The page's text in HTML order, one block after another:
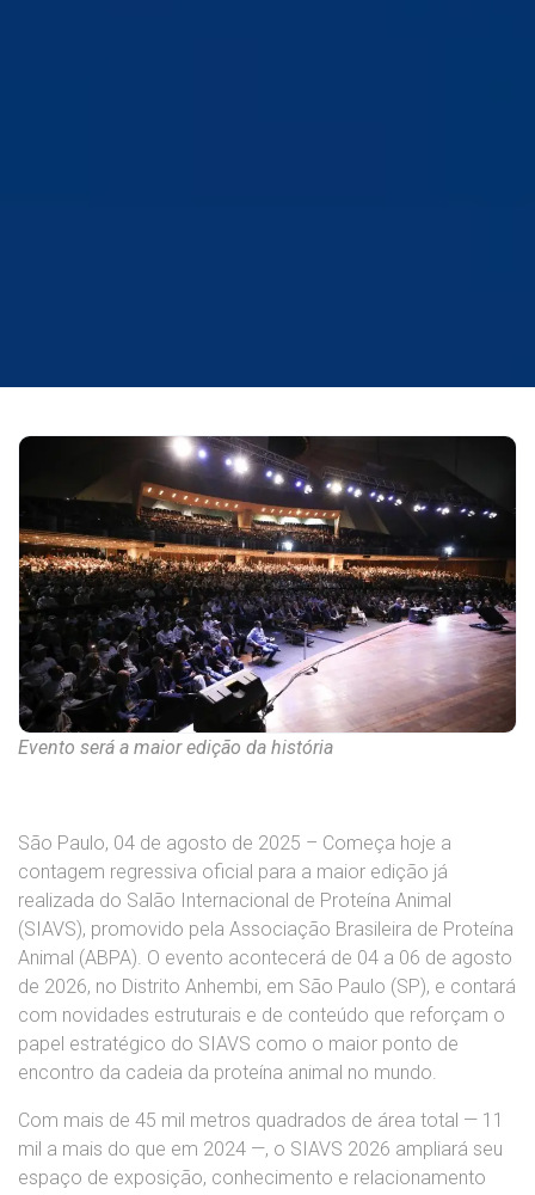
Evento será a maior edição da história
São Paulo, 04 de agosto de 2025 – Começa hoje a
contagem regressiva oficial para a maior edição já
realizada do Salão Internacional de Proteína Animal
(SIAVS), promovido pela Associação Brasileira de Proteína
Animal (ABPA). O evento acontecerá de 04 a 06 de agosto
de 2026, no Distrito Anhembi, em São Paulo (SP), e contará
com novidades estruturais e de conteúdo que reforçam o
papel estratégico do SIAVS como o maior ponto de
encontro da cadeia da proteína animal no mundo.
Com mais de 45 mil metros quadrados de área total — 11
mil a mais do que em 2024 —, o SIAVS 2026 ampliará seu
espaço de exposição, conhecimento e relacionamento